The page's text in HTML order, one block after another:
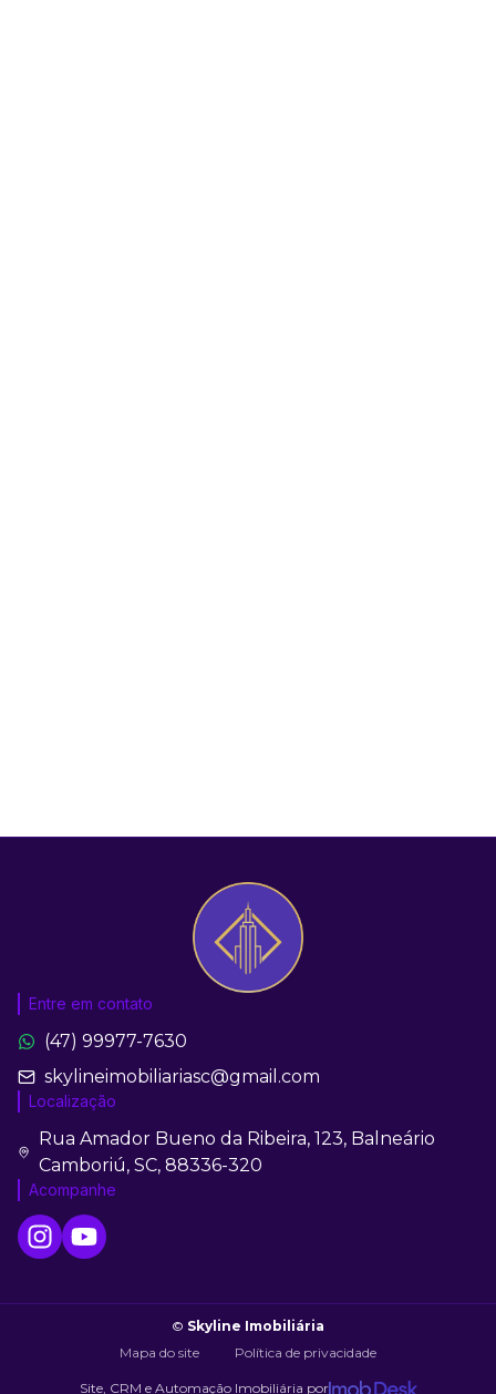
Entre em contato
(47) 99977-7630
skylineimobiliariasc@gmail.com
Localização
Rua Amador Bueno da Ribeira, 123, Balneário
Camboriú, SC, 88336-320
Acompanhe
© Skyline Imobiliária
Mapa do site
Política de privacidade
Site, CRM e Automação Imobiliária por